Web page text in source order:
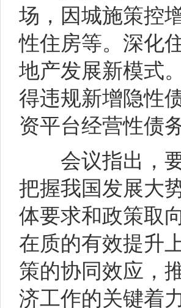
场，因城施策控
性住房等。深化
地产发展新模式
得违规新增隐性
资平台经营性债
会议指出，要
把握我国发展大
体要求和政策取
在质的有效提升
策的协同效应，
济工作的关键着